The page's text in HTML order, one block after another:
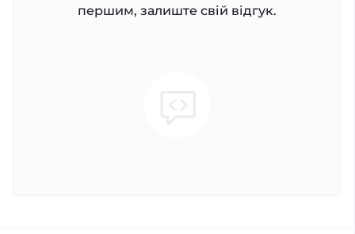
першим, залиште свій відгук.